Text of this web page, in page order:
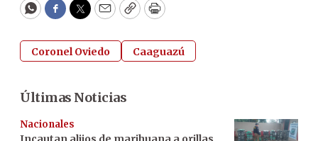
WhatsApp
Facebook
Twitter
EmailCopyPrint
Coronel Oviedo Caaguazú
Últimas Noticias
Nacionales